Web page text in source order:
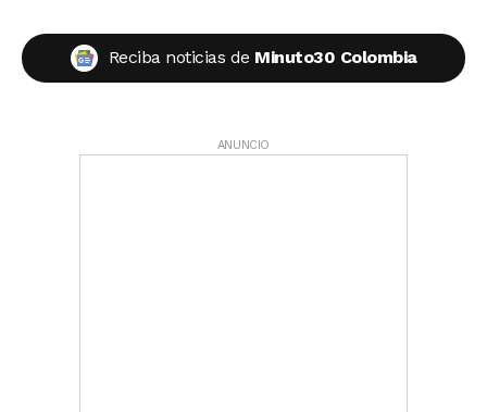
Reciba noticias de Minuto30 Colombia
ANUNCIO